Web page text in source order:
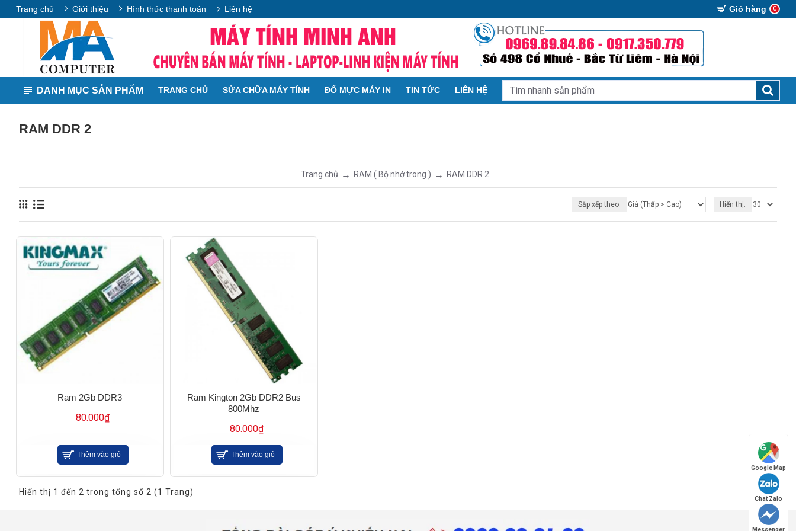
Trang chủ Giới thiệu Hình thức thanh toán Liên hệ Giỏ hàng 0
DANH MỤC SẢN PHẨM TRANG CHỦ SỬA CHỮA MÁY TÍNH ĐỔ MỰC MÁY IN TIN TỨC LIÊN HỆ
Trang chủ RAM ( Bộ nhớ trong ) RAM DDR 2
RAM DDR 2
Sắp xếp theo: Hiển thị:
Ram 2Gb DDR3
80.000₫
Thêm vào giỏ
Ram Kington 2Gb DDR2 Bus
800Mhz
80.000₫
Thêm vào giỏ
Hiển thị 1 đến 2 trong tổng số 2 (1 Trang)
Google Map
Chat Zalo
Messenger